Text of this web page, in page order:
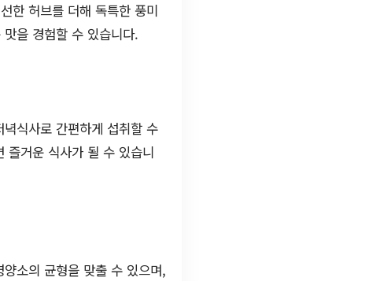
한 허브를 더해 독특한 풍미
을 경험할 수 있습니다.
식사로 간편하게 섭취할 수
즐거운 식사가 될 수 있습니
소의 균형을 맞출 수 있으며,